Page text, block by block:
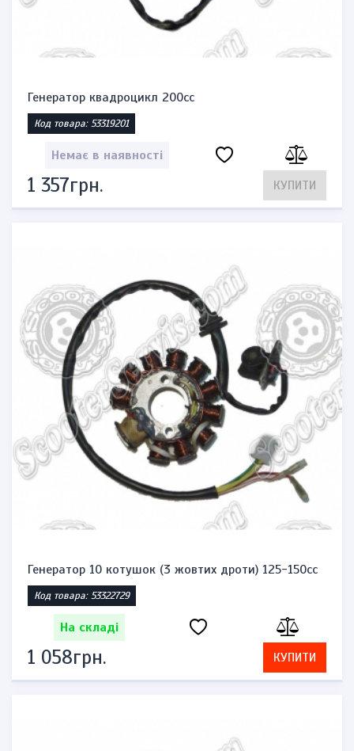
Генератор квадроцикл 200сс
Код товара: 53319201
Немає в наявності
1 357грн. КУПИТИ
Генератор 10 котушок (3 жовтих дроти) 125-150сс
Код товара: 53322729
На складі
1 058грн. КУПИТИ